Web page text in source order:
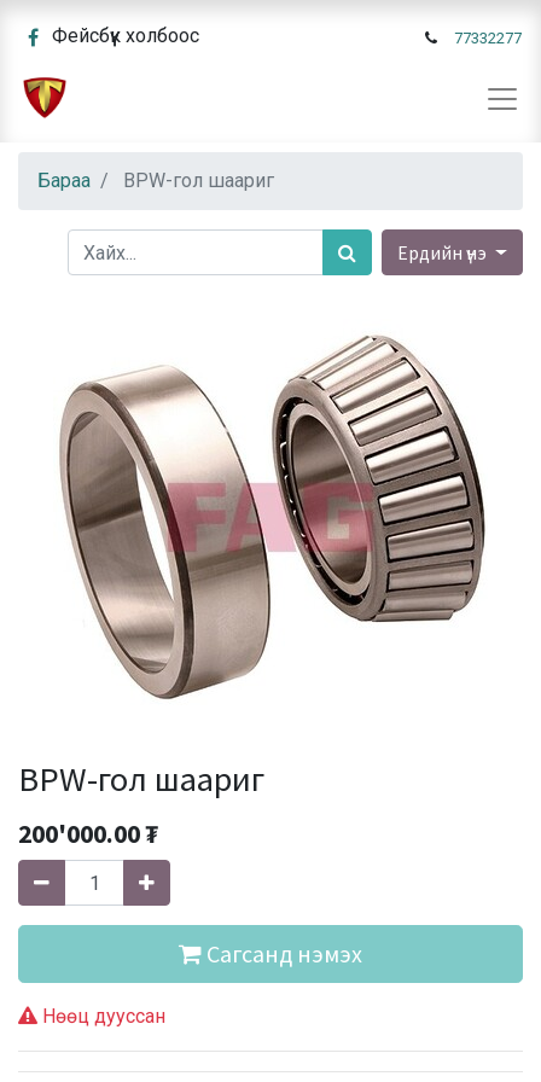
Фейсбүүк холбоос 77332277
Бараа BPW-гол шаариг
Ердийн үнэ
BPW-гол шаариг
200'000.00₮
Сагсанд нэмэх
Нөөц дууссан